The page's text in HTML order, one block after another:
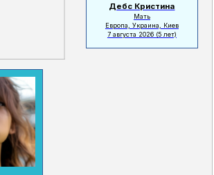
Дебс Кристина
Мать
Европа, Украина, Киев
7 августа 2026 (5 лет)